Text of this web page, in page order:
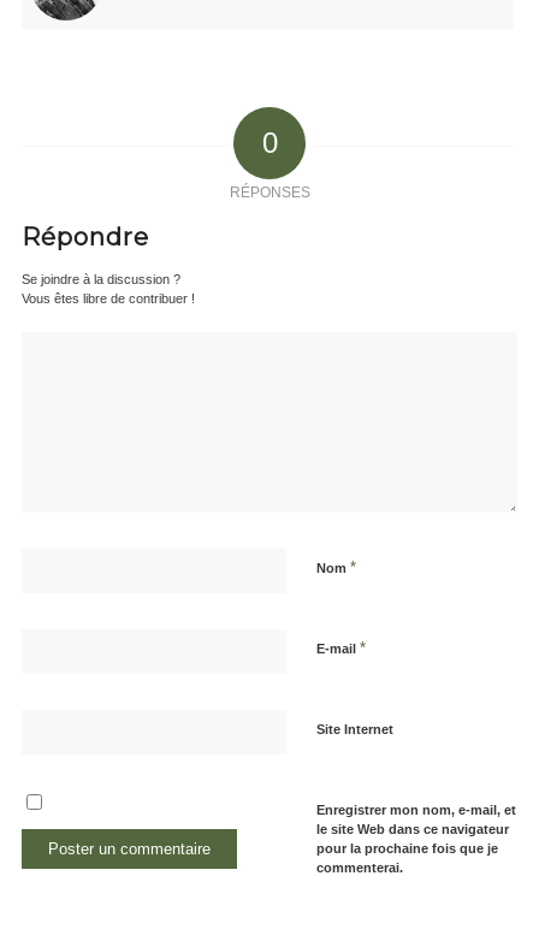
0
RÉPONSES
Répondre
Se joindre à la discussion ?
Vous êtes libre de contribuer !
Nom *
E-mail *
Site Internet
Enregistrer mon nom, e-mail, et
le site Web dans ce navigateur
pour la prochaine fois que je
commenterai.